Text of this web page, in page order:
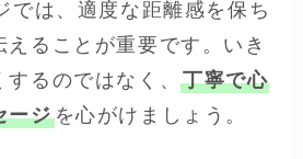
では、適度な距離感を保ち
ることが重要です。いき
するのではなく、丁寧で心
ージを心がけましょう。